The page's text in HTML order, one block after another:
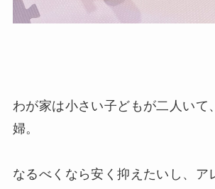
わが家は小さい子どもが二人いて
婦。
なるべくなら安く抑えたいし、ア